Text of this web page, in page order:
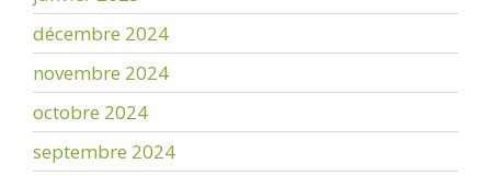
décembre 2024
novembre 2024
octobre 2024
septembre 2024